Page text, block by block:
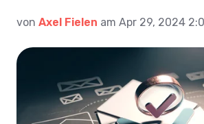
von Axel Fielen am Apr 29, 2024